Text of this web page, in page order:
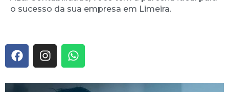
o sucesso da sua empresa em Limeira.
F
a
c
e
I
n
s
t
W
h
a
t